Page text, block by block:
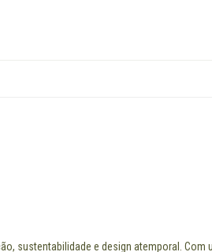
sustentabilidade e design atemporal. Com